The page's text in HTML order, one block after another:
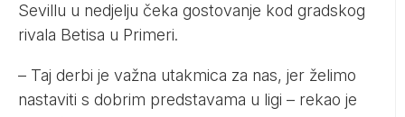
Sevillu u nedjelju čeka gostovanje kod gradskog
rivala Betisa u Primeri.
– Taj derbi je važna utakmica za nas, jer želimo
nastaviti s dobrim predstavama u ligi – rekao je